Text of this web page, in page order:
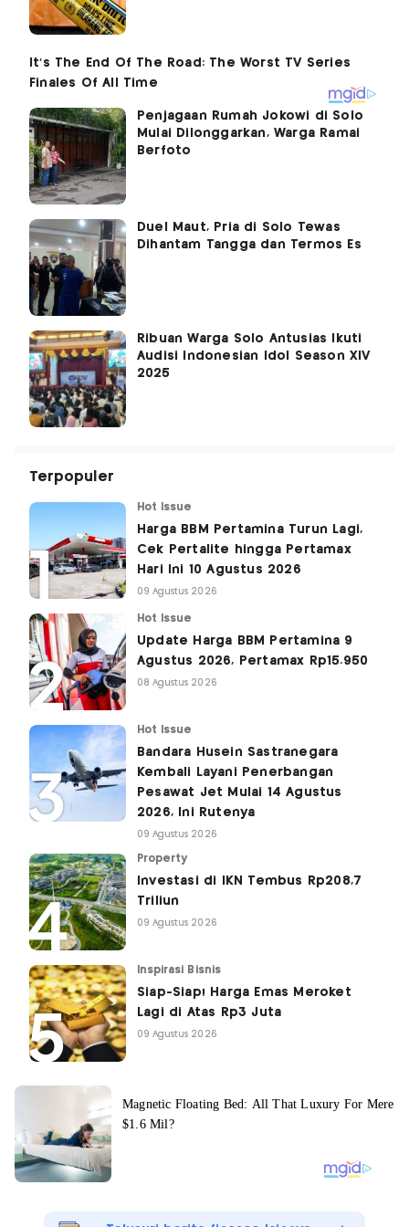
Penjagaan Rumah Jokowi di Solo
Mulai Dilonggarkan, Warga Ramai
Berfoto
Duel Maut, Pria di Solo Tewas
Dihantam Tangga dan Termos Es
Ribuan Warga Solo Antusias Ikuti
Audisi Indonesian Idol Season XIV
2025
Terpopuler
Hot Issue
Harga BBM Pertamina Turun Lagi,
Cek Pertalite hingga Pertamax
Hari Ini 10 Agustus 2026
09 Agustus 2026
Hot Issue
Update Harga BBM Pertamina 9
Agustus 2026, Pertamax Rp15.950
08 Agustus 2026
Hot Issue
Bandara Husein Sastranegara
Kembali Layani Penerbangan
Pesawat Jet Mulai 14 Agustus
2026, Ini Rutenya
09 Agustus 2026
Property
Investasi di IKN Tembus Rp208,7
Triliun
09 Agustus 2026
Inspirasi Bisnis
Siap-Siap! Harga Emas Meroket
Lagi di Atas Rp3 Juta
09 Agustus 2026